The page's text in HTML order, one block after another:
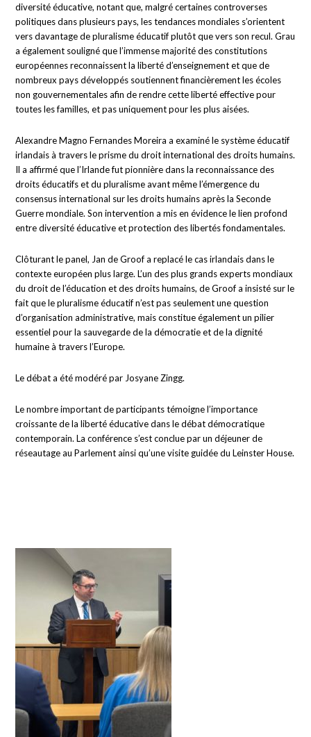
diversité éducative, notant que, malgré certaines controverses
politiques dans plusieurs pays, les tendances mondiales s’orientent
vers davantage de pluralisme éducatif plutôt que vers son recul. Grau
a également souligné que l’immense majorité des constitutions
européennes reconnaissent la liberté d’enseignement et que de
nombreux pays développés soutiennent financièrement les écoles
non gouvernementales afin de rendre cette liberté effective pour
toutes les familles, et pas uniquement pour les plus aisées.
Alexandre Magno Fernandes Moreira a examiné le système éducatif
irlandais à travers le prisme du droit international des droits humains.
Il a affirmé que l’Irlande fut pionnière dans la reconnaissance des
droits éducatifs et du pluralisme avant même l’émergence du
consensus international sur les droits humains après la Seconde
Guerre mondiale. Son intervention a mis en évidence le lien profond
entre diversité éducative et protection des libertés fondamentales.
Clôturant le panel, Jan de Groof a replacé le cas irlandais dans le
contexte européen plus large. L’un des plus grands experts mondiaux
du droit de l’éducation et des droits humains, de Groof a insisté sur le
fait que le pluralisme éducatif n’est pas seulement une question
d’organisation administrative, mais constitue également un pilier
essentiel pour la sauvegarde de la démocratie et de la dignité
humaine à travers l’Europe.
Le débat a été modéré par Josyane Zingg.
Le nombre important de participants témoigne l’importance
croissante de la liberté éducative dans le débat démocratique
contemporain. La conférence s’est conclue par un déjeuner de
réseautage au Parlement ainsi qu’une visite guidée du Leinster House.